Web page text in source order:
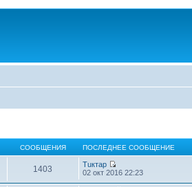
СООБЩЕНИЯ ПОСЛЕДНЕЕ СООБЩЕНИЕ
1403
Тuктар
02 окт 2016 22:23